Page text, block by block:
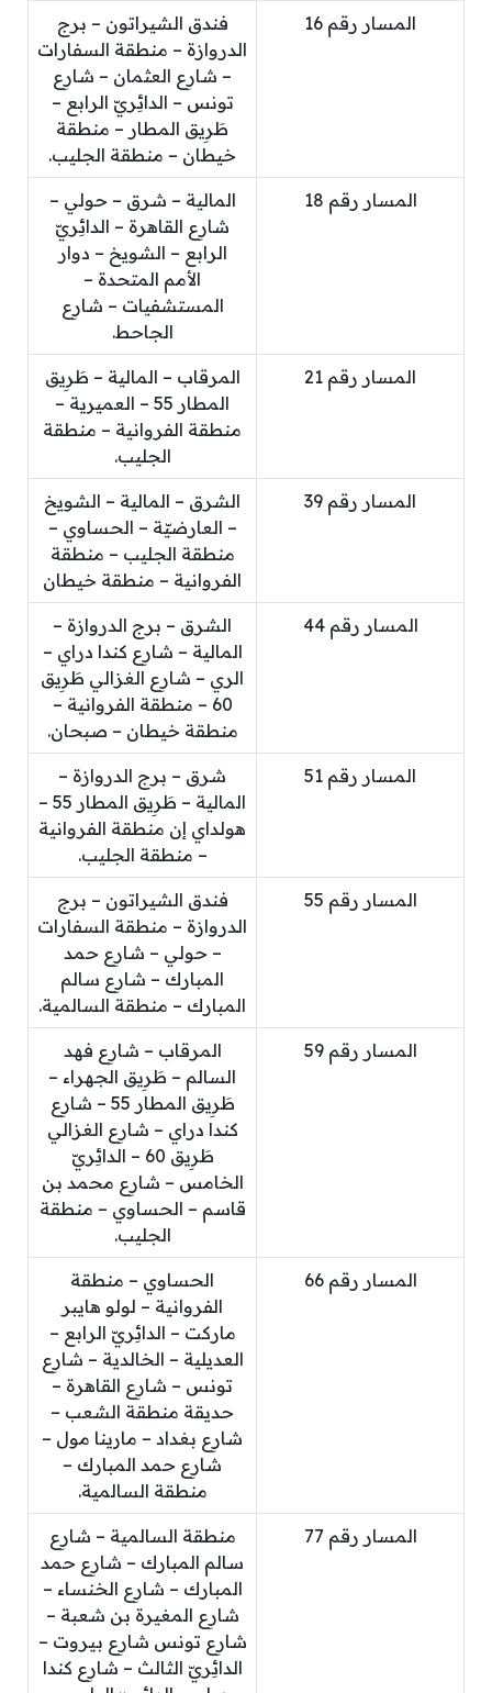
المسار رقم 16
فندق الشيراتون – برج
الدروازة – منطقة السفارات
– شارِع العثمان – شارِع
تونس – الدائِريّ الرابع –
طَرِيق المطار – منطقة
خيطان – منطقة الجليب.
المسار رقم 18
المالية – شرق – حولي –
شارِع القاهرة – الدائِريّ
الرابع – الشويخ – دوار
الأمم المتحدة –
المستشفيات – شارِع
الجاحط.
المسار رقم 21
المرقاب – المالية – طَرِيق
المطار 55 – العميرية –
منطقة الفروانية – منطقة
الجليب.
المسار رقم 39
الشرق – المالية – الشويخ
– العارضيّة – الحساوي –
منطقة الجليب – منطقة
الفروانية – منطقة خيطان
المسار رقم 44
الشرق – برج الدروازة –
المالية – شارِع كندا دراي –
الري – شارِع الغزالي طَرِيق
60 – منطقة الفروانية –
منطقة خيطان – صبحان.
المسار رقم 51
شرق – برج الدروازة –
المالية – طَرِيق المطار 55 –
هولداي إن منطقة الفروانية
– منطقة الجليب.
المسار رقم 55
فندق الشيراتون – برج
الدروازة – منطقة السفارات
– حولي – شارِع حمد
المبارك – شارِع سالم
المبارك – منطقة السالمية.
المسار رقم 59
المرقاب – شارِع فهد
السالم – طَرِيق الجهراء –
طَرِيق المطار 55 – شارِع
كندا دراي – شارِع الغزالي
طَرِيق 60 – الدائِريّ
الخامس – شارِع محمد بن
قاسم – الحساوي – منطقة
الجليب.
المسار رقم 66
الحساوي – منطقة
الفروانية – لولو هايبر
ماركت – الدائِريّ الرابع –
العديلية – الخالدية – شارِع
تونس – شارِع القاهرة –
حديقة منطقة الشعب –
شارِع بغداد – مارينا مول –
شارِع حمد المبارك –
منطقة السالمية.
المسار رقم 77
منطقة السالمية – شارِع
سالم المبارك – شارِع حمد
المبارك – شارِع الخنساء –
شارِع المغيرة بن شعبة –
شارِع تونس شارِع بيروت –
الدائِريّ الثالث – شارِع كندا